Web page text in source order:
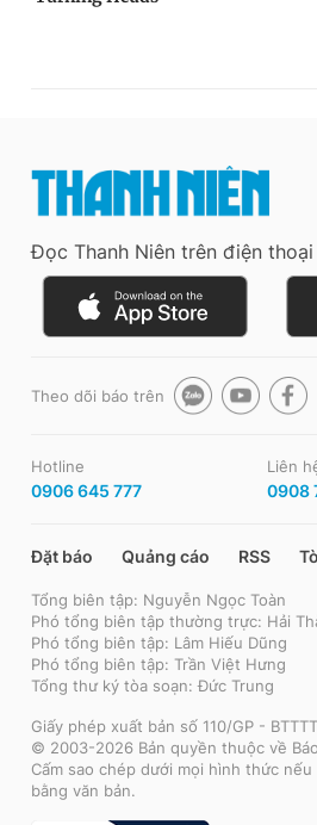
Đọc Thanh Niên trên điện thoại
Theo dõi báo trên
Hotline
0906 645 777
Liên
0908
Đặt báo Quảng cáo RSS
Tổng biên tập: Nguyễn Ngọc Toàn
Phó tổng biên tập thường trực: Hải
Phó tổng biên tập: Lâm Hiếu Dũng
Phó tổng biên tập: Trần Việt Hưng
Tổng thư ký tòa soạn: Đức Trung
Giấy phép xuất bản số 110/GP -
© 2003-2026 Bản quyền thuộc về
Cấm sao chép dưới mọi hình thức
bằng văn bản.